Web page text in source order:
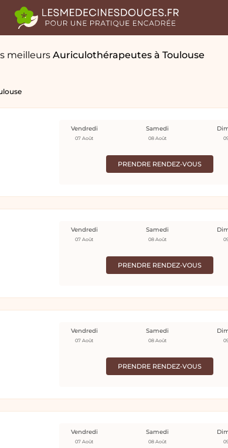
meilleurs Auriculothérapeutes à Toulouse
PRENDRE RENDEZ-VOUS
Vendredi
07 Août
Samedi
08 Août
PRENDRE RENDEZ-VOUS
Vendredi
07 Août
Samedi
08 Août
PRENDRE RENDEZ-VOUS
Vendredi
07 Août
Samedi
08 Août
Vendredi
07 Août
Samedi
08 Août